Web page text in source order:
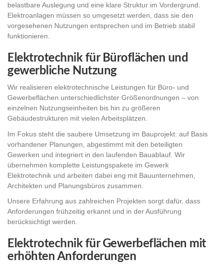
belastbare Auslegung und eine klare Struktur im Vordergrund.
Elektroanlagen müssen so umgesetzt werden, dass sie den
vorgesehenen Nutzungen entsprechen und im Betrieb stabil
funktionieren.
Elektrotechnik für Büroflächen und
gewerbliche Nutzung
Wir realisieren elektrotechnische Leistungen für Büro- und
Gewerbeflächen unterschiedlichster Größenordnungen – von
einzelnen Nutzungseinheiten bis hin zu größeren
Gebäudestrukturen mit vielen Arbeitsplätzen.
Im Fokus steht die saubere Umsetzung im Bauprojekt: auf Basis
vorhandener Planungen, abgestimmt mit den beteiligten
Gewerken und integriert in den laufenden Bauablauf. Wir
übernehmen komplette Leistungspakete im Gewerk
Elektrotechnik und arbeiten dabei eng mit Bauunternehmen,
Architekten und Planungsbüros zusammen.
Unsere Erfahrung aus zahlreichen Projekten sorgt dafür, dass
Anforderungen frühzeitig erkannt und in der Ausführung
berücksichtigt werden.
Elektrotechnik für Gewerbeflächen mit
erhöhten Anforderungen